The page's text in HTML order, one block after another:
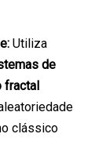
Utiliza
de
fractal
clássico